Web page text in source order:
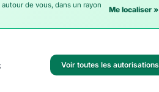
de vous, dans un rayon
Me localiser »
Voir toutes les autorisations